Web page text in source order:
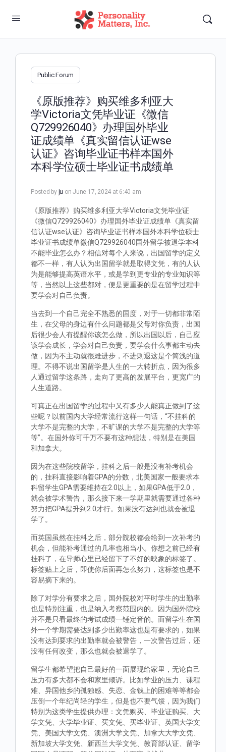
Public Forum
《原版推荐》购买维多利亚大
学Victoria文凭毕业证《微信
Q729926040》办理国外毕业
证成绩单《真实留信认证wse
认证》咨询毕业证书样本国外
本科学位硕士毕业证书成绩单
Posted by ju on June 17, 2024 at 6:40 am
《原版推荐》购买维多利亚大学Victoria文凭毕业证
《微信Q729926040》办理国外毕业证成绩单《真实留
信认证wse认证》咨询毕业证书样本国外本科学位硕士
毕业证书成绩单微信Q729926040国外留学被退学本科
不能毕业怎么办？相信对每个人来说，出国留学的定义
都不一样，有人认为出国留学就是取得文凭，有的人认
为是能够提高英语水平，或是学到更专业的专业知识等
等，当然以上这些都对，便是更重要的是在留学过程中
要学会对自己负责。
当去到一个自己完全不熟悉的国度，对于一切都非常陌
生，在父母的身边有什么问题都是父母对你负责，出国
后很少会人有提醒你该怎么做，所以出国以后，自己应
该学会成长，学会对自己负责，要学会什么事都主动去
做，因为不主动就很难进步，不进则退这是个简浅的道
理。不得不说出国留学是人生的一大转折点，因为很多
人通过留学这条路，走向了更高的发展平台，更宽广的
人生道路。
可真正在出国留学的过程中又有多少人能真正做到了这
些呢？以前国内大学经常流行这样一句话，“不挂科的
大学不是完整的大学，不旷课的大学不是完整的大学等
等”。在国外你可千万不要有这种想法，特别是在美国
和加拿大。
因为在这些院校留学，挂科之后一般是没有补考机会
的，挂科直接影响着GPA的分数，北美国家一般要求本
科留学生GPA需要维持在2.0以上，如果GPA低于2.0，
就会被学术警告，那么接下来一学期里就需要通过各种
努力把GPA提升到2.0才行。如果没有达到也就会被退
学了。
而英国虽然在挂科之后，部分院校都会给到一次补考的
机会，但能补考通过的几率也相当小。你想之前已经有
挂科了，在导师心里已经留下了不好的映象的标签了。
标签贴上之后，即使你后面再怎么努力，这标签也是不
容易摘下来的。
除了对学分有要求之后，国外院校对平时学生的出勤率
也是特别注重，也是纳入考察范围内的。因为国外院校
并不是只看最终的考试成绩一锤定音的。而留学生在国
外一个学期需要达到多少出勤率这也是有要求的，如果
没有达到要求的出勤率就会被警告，一次警告过后，还
没有任何改变，那么也就会被退学了。
留学生都希望把自己最好的一面展现给家里，无论自己
压力有多大都不会和家里倾诉。比如学业的压力、课程
难、异国他乡的孤独感、失恋、金钱上的困难等等都会
压倒一个年纪尚轻的学生，但是也不要气馁，因为我们
特别为这类学生提供办理：文凭购买、毕业证购买、大
学文凭、大学毕业证、买文凭、买毕业证、英国大学文
凭、美国大学文凭、澳洲大学文凭、加拿大大学文凭、
新加坡大学文凭、新西兰大学文凭、教育部认证、留学